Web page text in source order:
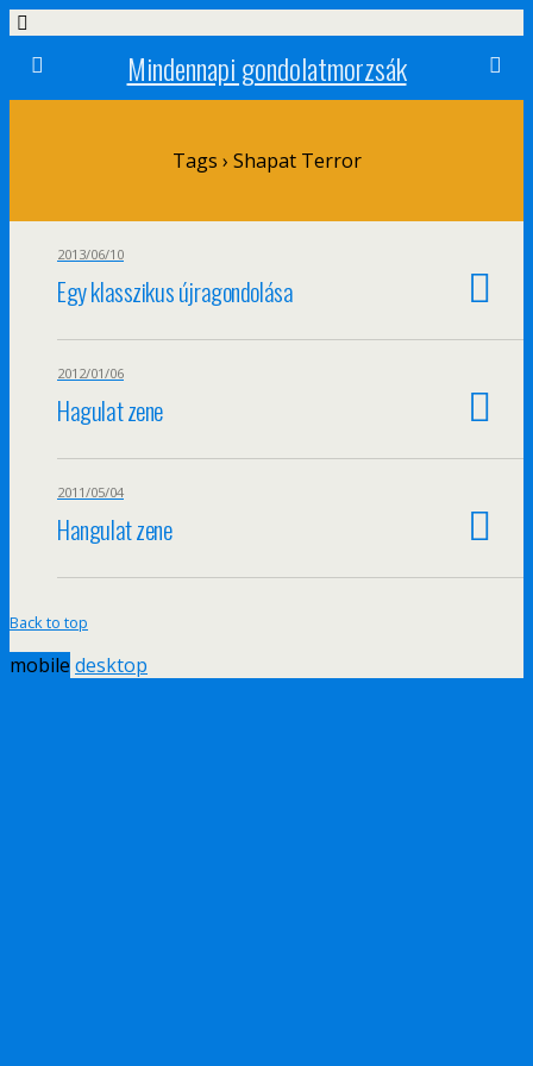
Mindennapi gondolatmorzsák
Tags › Shapat Terror
2013/06/10
Egy klasszikus újragondolása
2012/01/06
Hagulat zene
2011/05/04
Hangulat zene
Back to top
mobile desktop